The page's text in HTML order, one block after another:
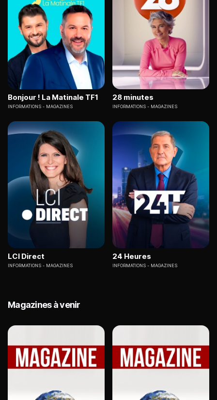
Bonjour ! La Matinale TF1
INFORMATIONS MAGAZINES
28 minutes
INFORMATIONS MAGAZINES
LCI Direct
INFORMATIONS MAGAZINES
24 Heures
INFORMATIONS MAGAZINES
Magazines à venir